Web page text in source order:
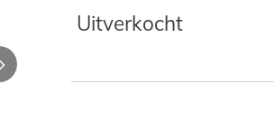
Uitverkocht